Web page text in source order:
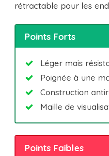
rétractable pour les
Points Forts
Léger mais
Poignée à une
Construction
Maille de
Points Faibles